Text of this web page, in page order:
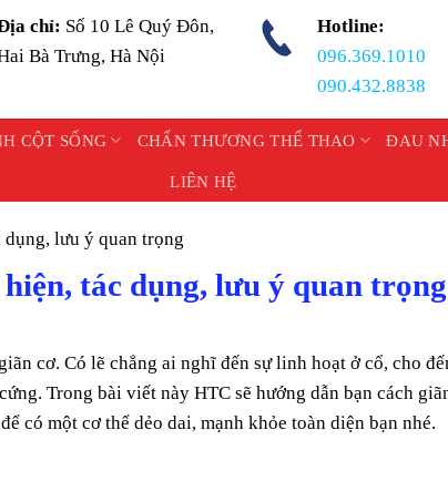
chỉ: Số 10 Lê Quý Đôn,
Bà Trưng, Hà Nội
Hotline:
096.369.1010
090.432.8838
CỘT SỐNG CHẤN THƯƠNG THỂ THAO ĐAU
LIÊN HỆ
dụng, lưu ý quan trọng
tác dụng, lưu ý quan trọng
cơ. Có lẽ chẳng ai nghĩ đến sự linh hoạt ở cổ, cho
Trong bài viết này HTC sẽ hướng dẫn bạn cách
có một cơ thể dẻo dai, mạnh khỏe toàn diện bạn nhé.